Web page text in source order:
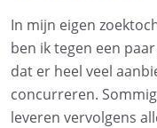
In mijn eigen
ben ik tegen een
dat er heel veel
concurreren.
leveren vervolgens